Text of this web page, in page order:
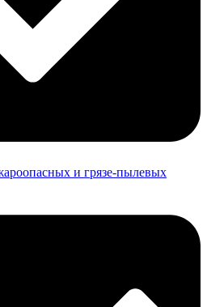
и грязе-пылевых